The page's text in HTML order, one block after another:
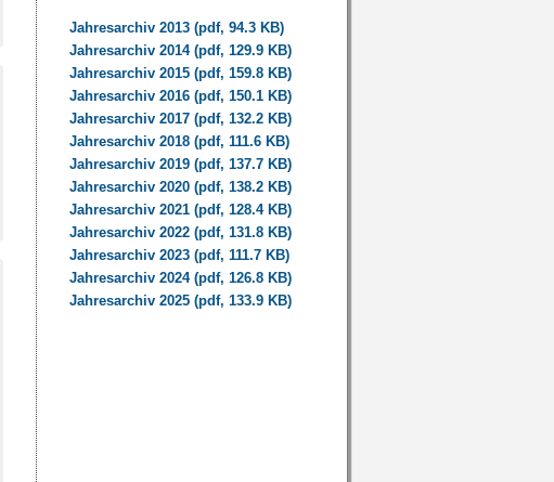
Jahresarchiv 2013 (pdf, 94.3 KB)
Jahresarchiv 2014 (pdf, 129.9 KB)
Jahresarchiv 2015 (pdf, 159.8 KB)
Jahresarchiv 2016 (pdf, 150.1 KB)
Jahresarchiv 2017 (pdf, 132.2 KB)
Jahresarchiv 2018 (pdf, 111.6 KB)
Jahresarchiv 2019 (pdf, 137.7 KB)
Jahresarchiv 2020 (pdf, 138.2 KB)
Jahresarchiv 2021 (pdf, 128.4 KB)
Jahresarchiv 2022 (pdf, 131.8 KB)
Jahresarchiv 2023 (pdf, 111.7 KB)
Jahresarchiv 2024 (pdf, 126.8 KB)
Jahresarchiv 2025 (pdf, 133.9 KB)